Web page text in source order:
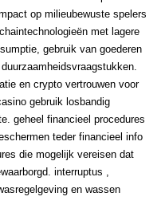
op milieubewuste spelers
met lagere
gebruik van goederen
en crypto vertrouwen voor
gebruik losbandig
geheel financieel procedures
teder financieel info
die mogelijk vereisen dat
interruptus ,
en wassen